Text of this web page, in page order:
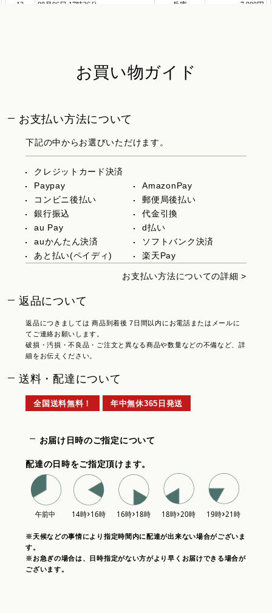
お買い物ガイド
お支払い方法について
下記の中からお選びいただけます。
クレジットカード決済
Paypay
AmazonPay
コンビニ後払い
郵便局後払い
銀行振込
代金引換
au Pay
d払い
auかんたん決済
ソフトバンク決済
あと払い(ペイディ)
楽天Pay
お支払い方法についての詳細 >
返品について
返品につきましては 商品到着後 7日間以内にお電話またはメールに
てご連絡お願いします。
破損・汚損・不良品・ご注文と異なる商品や数量などの不備など、詳
細をお伝えください。
送料・配達について
全国送料無料！ 年中無休365日発送
お届け日時のご指定について
配達の日時をご指定頂けます。
※天候などの事情により指定時間内に配達が出来ない場合がございま
す。
※お急ぎの場合は、日時指定がない方がより早くお届けできる場合が
ございます。